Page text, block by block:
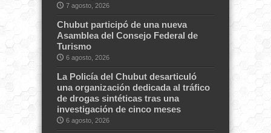
7 agosto, 2026
Chubut participó de una nueva
Asamblea del Consejo Federal de
Turismo
6 agosto, 2026
La Policía del Chubut desarticuló
una organización dedicada al tráfico
de drogas sintéticas tras una
investigación de cinco meses
6 agosto, 2026